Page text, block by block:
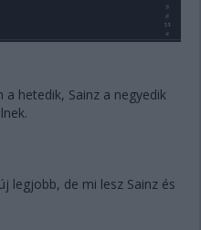
hetedik, Sainz a negyedik
legjobb, de mi lesz Sainz és